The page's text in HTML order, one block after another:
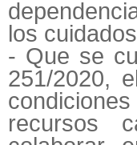
los
- Que se
251/2020,
recursos